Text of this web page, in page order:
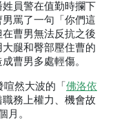
姓員警在值勤時攔下
罵了一句「你們這
曹男無法反抗之後
腿和臀部壓住曹的
曹男多處輕傷。
然大波的「 佛洛依
務上權力、機會故
月。